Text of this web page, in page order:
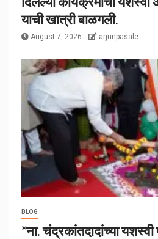
याची खात्री बाळगली.
August 7, 2026 arjunpasale
BLOG
*ना. चंद्रकांतदादांच्या यशस्वी